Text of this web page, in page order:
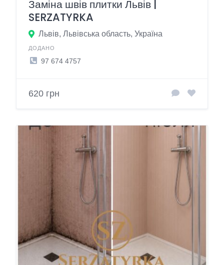
Заміна швів плитки Львів |
SERZATYRKA
Львів, Львівська область, Україна
ДОДАНО
97 674 4757
620 грн